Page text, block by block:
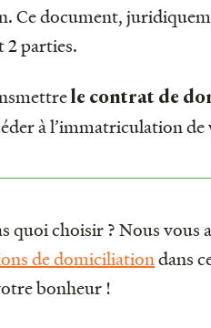
Ce document,
2 parties.
le contrat de
à l’immatriculation
quoi choisir ? Nous vous
de domiciliationdans
bonheur !